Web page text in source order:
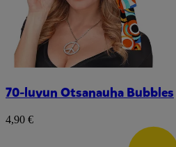
70-luvun Otsanauha Bubbles
4,90 €